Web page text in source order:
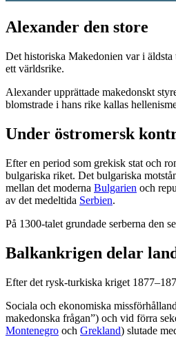
Alexander den store
Det historiska Makedonien var i
ett världsrike.
Alexander upprättade makedonskt
blomstrade i hans rike kallas
Under östromersk
Efter en period som grekisk stat och
bulgariska riket. Det bulgariska
mellan det moderna Bulgarien och
av det medeltida Serbien.
På 1300-talet grundade serberna den
Balkankrigen delar
Efter det rysk-turkiska kriget
Sociala och ekonomiska
makedonska frågan”) och vid förra
Montenegro och Grekland) slutade